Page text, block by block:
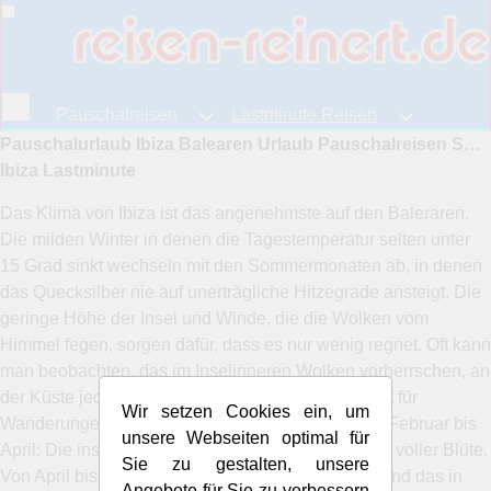
Pauschalurlaub Ibiza Balearen Urlaub Pauschalreisen Spanien billig Ibizareisen günstig Figueretas Last Minute
Ibiza Lastminute
Das Klima von Ibiza ist das angenehmste auf den Baleraren.
Die milden Winter in denen die Tagestemperatur selten unter
15 Grad sinkt wechseln mit den Sommermonaten ab, in denen
das Quecksilber nie auf unerträgliche Hitzegrade ansteigt. Die
geringe Höhe der Insel und Winde, die die Wolken vom
Himmel fegen, sorgen dafür, dass es nur wenig regnet. Oft kann
man beobachten, das im Inselinneren Wolken vorherrschen, an
der Küste jedoch die Sonne scheint. Die beste Zeit für
Wanderungen und Radtouren ist der Frühling von Februar bis
April: Die insel ist noch nicht überfüllt, steht aber in voller Blüte.
Von April bis September ist auf Ibiza Hochsaison und das in
Wir setzen Cookies ein, um
unsere Webseiten optimal für
Sie zu gestalten, unsere